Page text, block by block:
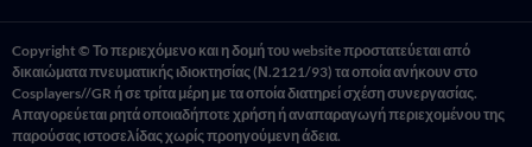
Copyright © Το περιεχόμενο και η δομή του website προστατεύεται από
δικαιώματα πνευματικής ιδιοκτησίας (Ν.2121/93) τα οποία ανήκουν στο
Cosplayers//GR ή σε τρίτα μέρη με τα οποία διατηρεί σχέση συνεργασίας.
Απαγορεύεται ρητά οποιαδήποτε χρήση ή αναπαραγωγή περιεχομένου της
παρούσας ιστοσελίδας χωρίς προηγούμενη άδεια.